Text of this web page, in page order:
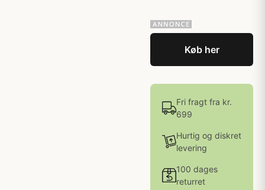
Køb her
Fri fragt fra kr.
699
Hurtig og diskret
levering
100 dages
returret